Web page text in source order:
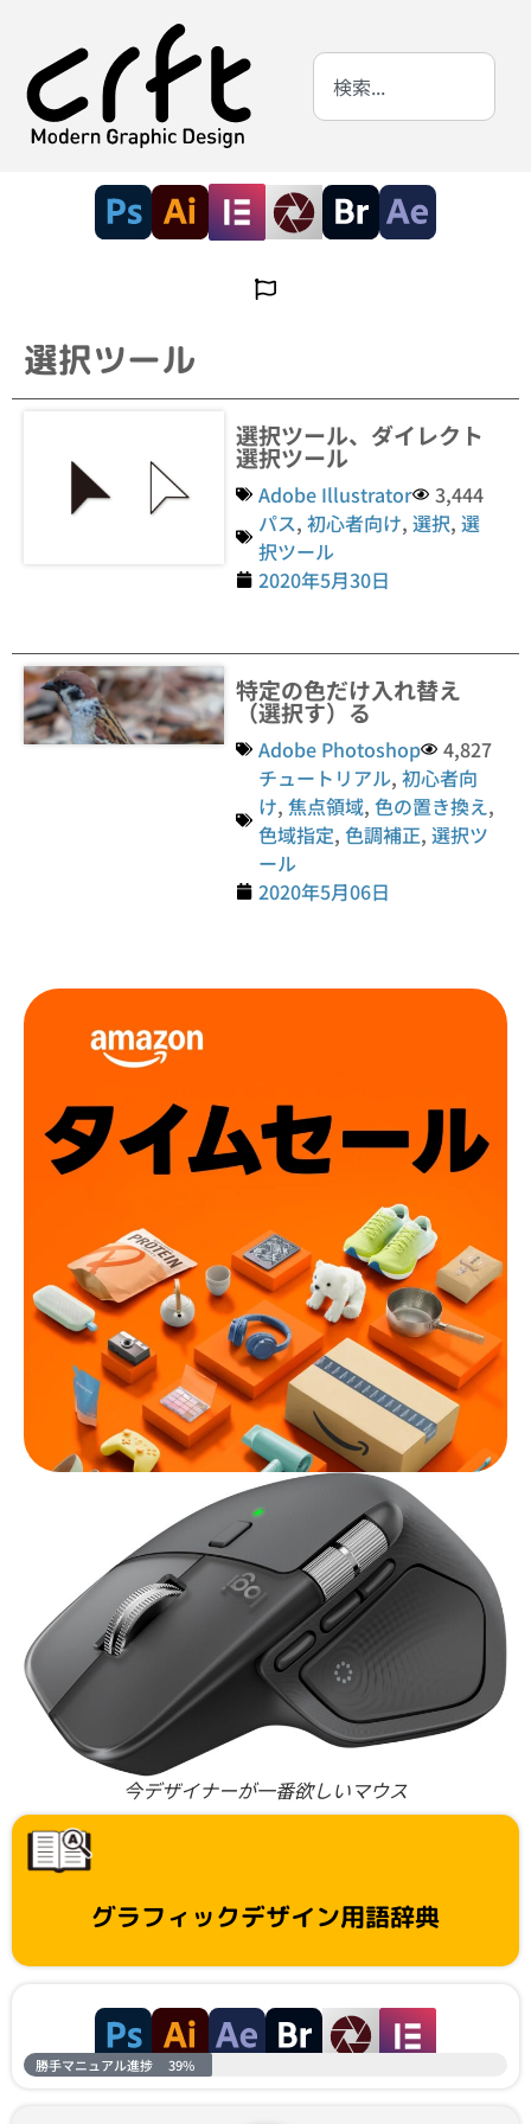
選択ツール
選択ツール、ダイレクト
選択ツール
Adobe Illustrator
3,444
パス,初心者向け,選択,選
択ツール
2020年5月30日
特定の色だけ入れ替え
（選択す）る
Adobe Photoshop
4,827
チュートリアル,初心者向
け,焦点領域,色の置き換え,
色域指定,色調補正,選択ツ
ール
2020年5月06日
今デザイナーが一番欲しいマウス
グラフィックデザイン用語辞典
勝手マニュアル進捗 39%